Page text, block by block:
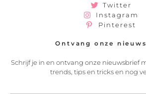
Twitter
Instagram
Pinterest
Ontvang onze
Schrijf je in en ontvang onze nieuwsbrief
trends, tips en tricks en nog